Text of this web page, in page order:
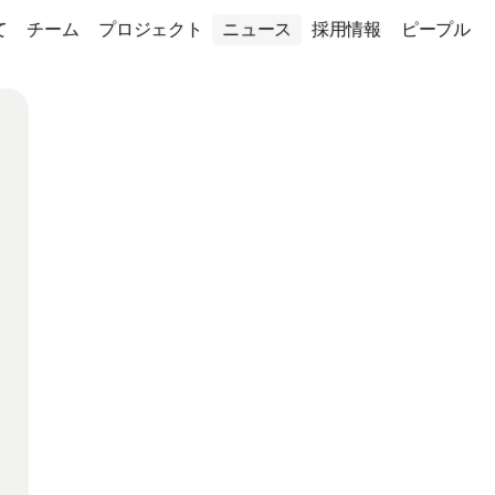
チーム プロジェクト ニュース 採用情報 ピープル